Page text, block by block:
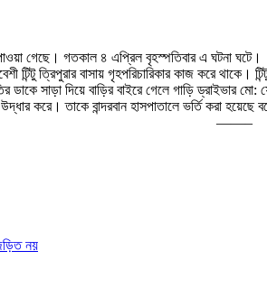
গেছে। গতকাল ৪ এপ্রিল বৃহস্পতিবার এ ঘটনা ঘটে।
টিন্টু ত্রিপুরার বাসায় গৃহপরিচারিকার কাজ করে থাকে।
সাড়া দিয়ে বাড়ির বাইরে গেলে গাড়ি ড্রাইভার
করে। তাকে বান্দরবান হাসপাতালে ভর্তি করা হয়েছে
——–
নয়